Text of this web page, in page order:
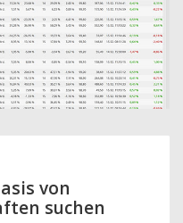
von
suchen